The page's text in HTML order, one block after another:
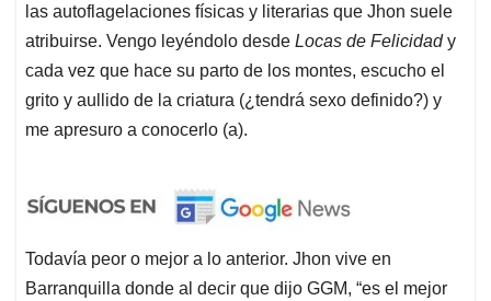
las autoflagelaciones físicas y literarias que Jhon suele
atribuirse. Vengo leyéndolo desde Locas de Felicidady
cada vez que hace su parto de los montes, escucho el
grito y aullido de la criatura (¿tendrá sexo definido?) y
me apresuro a conocerlo (a).
Todavía peor o mejor a lo anterior. Jhon vive en
Barranquilla donde al decir que dijo GGM, “es el mejor